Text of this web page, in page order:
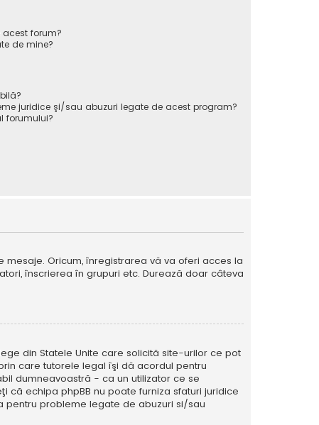
acest forum?
de mine?
juridice şi/sau abuzuri legate de acest program?
forumului?
Oricum, înregistrarea vă va oferi acces la
înscrierea în grupuri etc. Durează doar câteva
din Statele Unite care solicită site-urilor ce pot
care tutorele legal îşi dă acordul pentru
dumneavoastră - ca un utilizator ce se
echipa phpBB nu poate furniza sfaturi juridice
pentru probleme legate de abuzuri si/sau